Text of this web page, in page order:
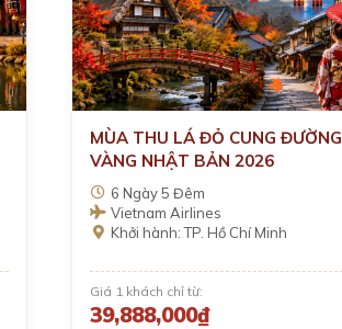
MÙA THU LÁ ĐỎ CUNG ĐƯỜNG
VÀNG NHẬT BẢN 2026
6 Ngày 5 Đêm
Vietnam Airlines
Khởi hành: TP. Hồ Chí Minh
Giá 1 khách chỉ từ:
39,888,000₫